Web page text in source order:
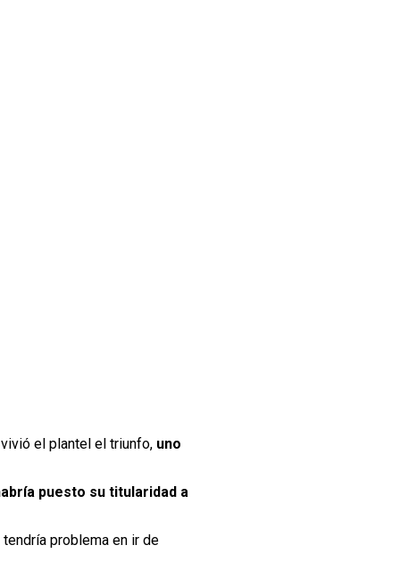
el plantel el triunfo, uno
puesto su titularidad a
problema en ir de